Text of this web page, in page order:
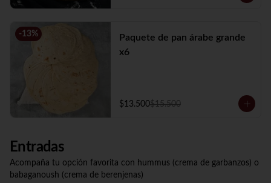
-13%
Paquete de pan árabe grande
x6
$13.500$15.500
Entradas
Acompaña tu opción favorita con hummus (crema de garbanzos) o
babaganoush (crema de berenjenas)